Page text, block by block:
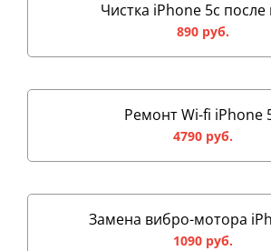
Чистка iPhone 5c
890 руб.
Ремонт Wi-fi iPhone
4790 руб.
Замена вибро-мотора
1090 руб.